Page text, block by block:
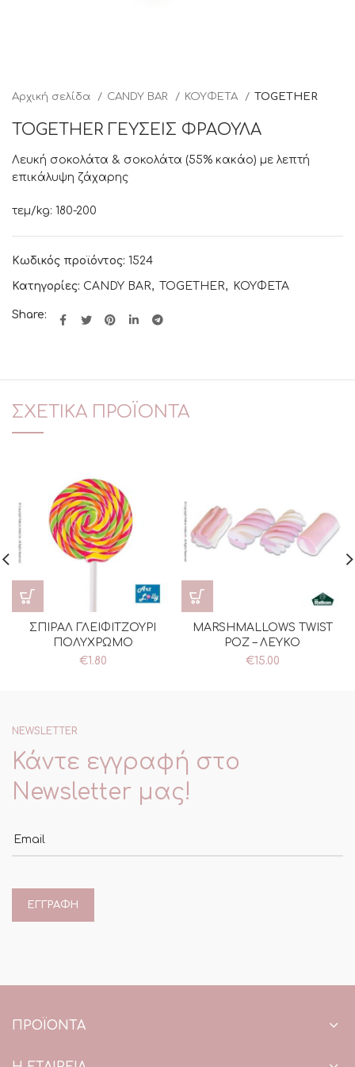
Αρχική σελίδα CANDY BAR ΚΟΥΦΕΤΑ TOGETHER
TOGETHER ΓΕΥΣΕΙΣ ΦΡΑΟΥΛΑ
Λευκή σοκολάτα & σοκολάτα (55% κακάο) με λεπτή
επικάλυψη ζάχαρης
τεμ/kg: 180-200
Κωδικός προϊόντος: 1524
Κατηγορίες: CANDY BAR, TOGETHER, ΚΟΥΦΕΤΑ
Share:
ΣΧΕΤΙΚΆ ΠΡΟΪΌΝΤΑ
ΣΠΙΡΑΛ ΓΛΕΙΦΙΤΖΟΥΡΙ
ΠΟΛΥΧΡΩΜΟ
€1.80
MARSHMALLOWS TWIST
ΡΟΖ – ΛΕΥΚΟ
€15.00
NEWSLETTER
Κάντε εγγραφή στο
Newsletter μας!
ΠΡΟΪΌΝΤΑ